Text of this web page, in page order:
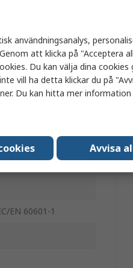
EN 60601-1
användningsanalys,
att klicka på "Acceptera
Du kan välja dina
vill ha detta klickar du på
Du kan hitta mer information
Avvisa